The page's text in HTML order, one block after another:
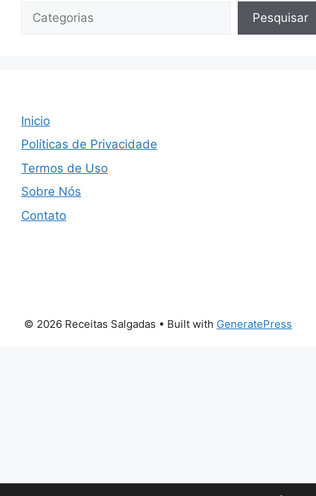
Pesquisar
Inicio
Políticas de Privacidade
Termos de Uso
Sobre Nós
Contato
© 2026 Receitas Salgadas • Built with GeneratePress